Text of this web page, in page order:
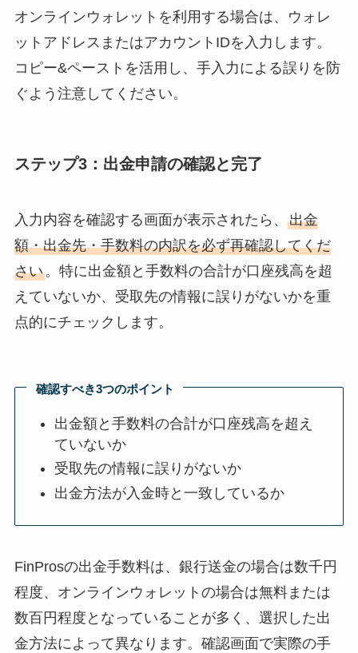
オンラインウォレットを利用する場合は、ウォレ
ットアドレスまたはアカウントIDを入力します。
コピー&ペーストを活用し、手入力による誤りを防
ぐよう注意してください。
ステップ3：出金申請の確認と完了
入力内容を確認する画面が表示されたら、 出金
額・出金先・手数料の内訳を必ず再確認してくだ
さい。特に出金額と手数料の合計が口座残高を超
えていないか、受取先の情報に誤りがないかを重
点的にチェックします。
確認すべき3つのポイント
出金額と手数料の合計が口座残高を超え
ていないか
受取先の情報に誤りがないか
出金方法が入金時と一致しているか
FinProsの出金手数料は、銀行送金の場合は数千円
程度、オンラインウォレットの場合は無料または
数百円程度となっていることが多く、選択した出
金方法によって異なります。確認画面で実際の手